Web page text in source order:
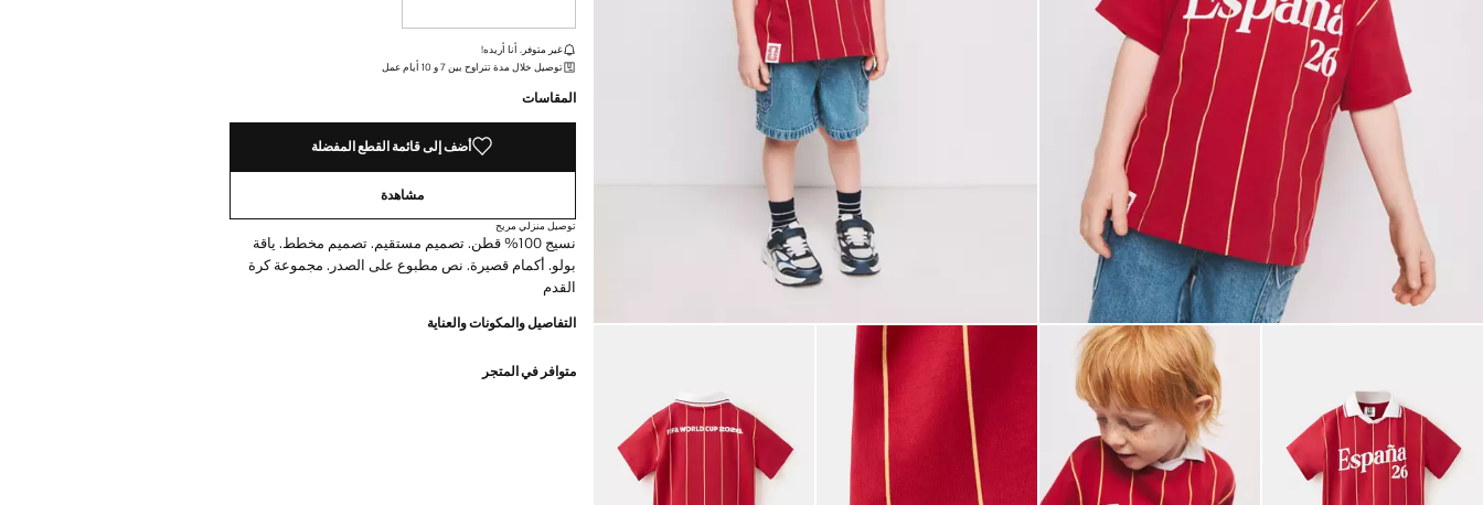
القطع الأخيرة!
غير متوفر. أنا أريده!
توصيل خلال مدة تتراوح بين 7 و 10 أيام عمل
المقاسات
أضف إلى قائمة القطع المفضلة
مشاهدة
توصيل منزلي مريح
نسيج 100% قطن. تصميم مستقيم. تصميم مخطط. ياقة
بولو. أكمام قصيرة. نص مطبوع على الصدر. مجموعة كرة
القدم
التفاصيل والمكونات والعناية
متوافر في المتجر